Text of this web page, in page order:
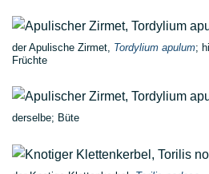
der Apulische Zirmet, Tordylium apulum;
Früchte
derselbe; Büte